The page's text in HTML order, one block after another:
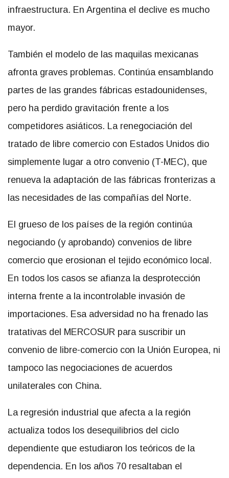
infraestructura. En Argentina el declive es mucho
mayor.
También el modelo de las maquilas mexicanas
afronta graves problemas. Continúa ensamblando
partes de las grandes fábricas estadounidenses,
pero ha perdido gravitación frente a los
competidores asiáticos. La renegociación del
tratado de libre comercio con Estados Unidos dio
simplemente lugar a otro convenio (T-MEC), que
renueva la adaptación de las fábricas fronterizas a
las necesidades de las compañías del Norte.
El grueso de los países de la región continúa
negociando (y aprobando) convenios de libre
comercio que erosionan el tejido económico local.
En todos los casos se afianza la desprotección
interna frente a la incontrolable invasión de
importaciones. Esa adversidad no ha frenado las
tratativas del MERCOSUR para suscribir un
convenio de libre-comercio con la Unión Europea, ni
tampoco las negociaciones de acuerdos
unilaterales con China.
La regresión industrial que afecta a la región
actualiza todos los desequilibrios del ciclo
dependiente que estudiaron los teóricos de la
dependencia. En los años 70 resaltaban el